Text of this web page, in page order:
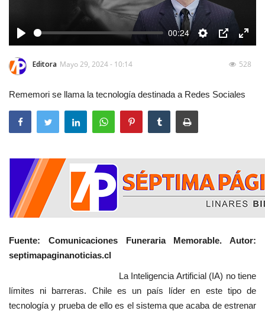
Espectáculos
Play
00:24
Settings
PIP
Enter
Editora Mayo 29, 2024 - 10:14 528
Rememori se llama la tecnología destinada a Redes Sociales
Fuente: Comunicaciones Funeraria Memorable. Autor:
septimapaginanoticias.cl
La Inteligencia Artificial (IA) no tiene
límites ni barreras. Chile es un país líder en este tipo de
tecnología y prueba de ello es el sistema que acaba de estrenar